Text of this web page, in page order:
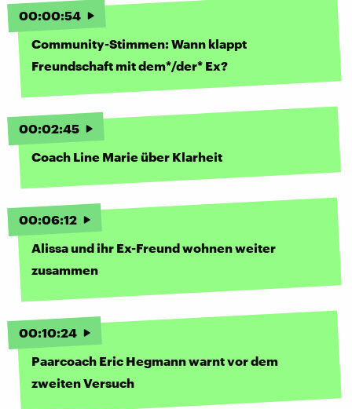
00:00:54
Community-Stimmen: Wann klappt
Freundschaft mit dem*/der* Ex?
00:02:45
Coach Line Marie über Klarheit
00:06:12
Alissa und ihr Ex-Freund wohnen weiter
zusammen
00:10:24
Paarcoach Eric Hegmann warnt vor dem
zweiten Versuch